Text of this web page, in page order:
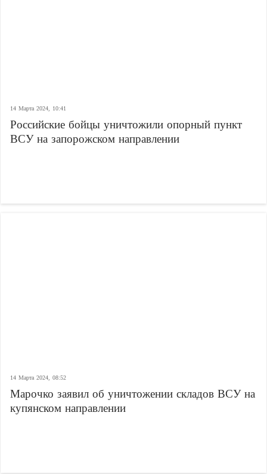
14 Марта 2024, 10:41
Российские бойцы уничтожили опорный пункт
ВСУ на запорожском направлении
14 Марта 2024, 08:52
Марочко заявил об уничтожении складов ВСУ на
купянском направлении